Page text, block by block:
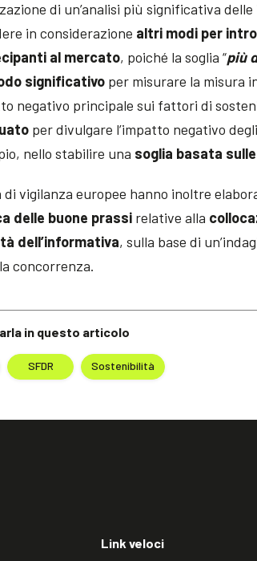
in questo articolo
SFDR Sostenibilità
di un’analisi più significativa
in considerazione altri modi per
al mercato, poiché la soglia “più
significativo per misurare la misura
negativo principale sui fattori di
per divulgare l’impatto negativo degli
nello stabilire una soglia basata
vigilanza europee hanno inoltre
delle buone prassi relative alla
dell’informativa, sulla base di
concorrenza.
Link veloci